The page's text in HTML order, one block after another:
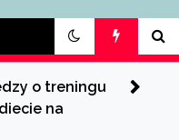
i
o treningu
na